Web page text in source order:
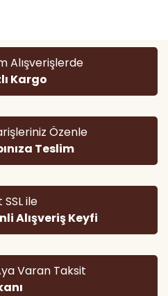
veya görüntülenemiyor.
bilgiler bulunuyor.
olmalı.
Alışverişlerde
Kargo
Özenle
Teslim
ile
Alışveriş Keyfi
Varan Taksit